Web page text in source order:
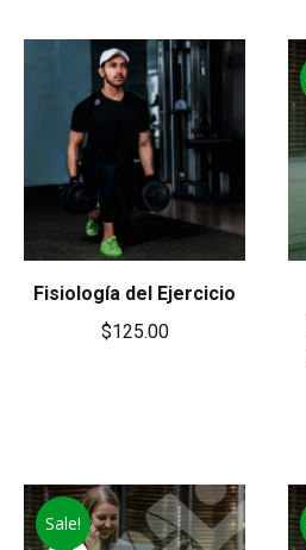
Fisiología del Ejercicio
$125.00
Sale!